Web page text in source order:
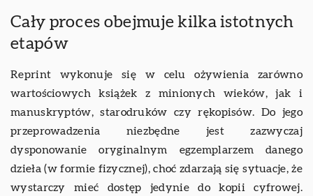
Cały proces obejmuje kilka istotnych
etapów
Reprint wykonuje się w celu ożywienia zarówno
wartościowych książek z minionych wieków, jak i
manuskryptów, starodruków czy rękopisów. Do jego
przeprowadzenia niezbędne jest zazwyczaj
dysponowanie oryginalnym egzemplarzem danego
dzieła (w formie fizycznej), choć zdarzają się sytuacje, że
wystarczy mieć dostęp jedynie do kopii cyfrowej.